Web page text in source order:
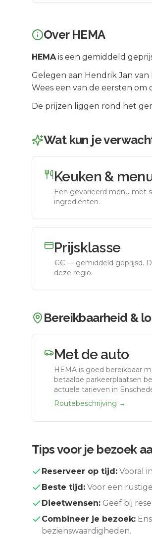
Over HEMA
HEMAis een gemiddeld
Gelegen aan Hendrik Jan van
Wees een van de eersten
De prijzen liggen rond het
Wat kun je
Keuken &
Een gevarieerd menu met
ingrediënten.
Prijsklasse
€€ — gemiddeld geprijsd.
deze regio.
Bereikbaarheid &
Met de auto
HEMA is goed bereikbaar
betaalde parkeerplaatsen
actuele tarieven in
Routebeschrijving →
Tips voor je bezoek
Reserveer op tijd: Vooral
Beste tijd: Voor een
Dieetwensen: Geef bij
Combineer je bezoek:
bezienswaardigheden.